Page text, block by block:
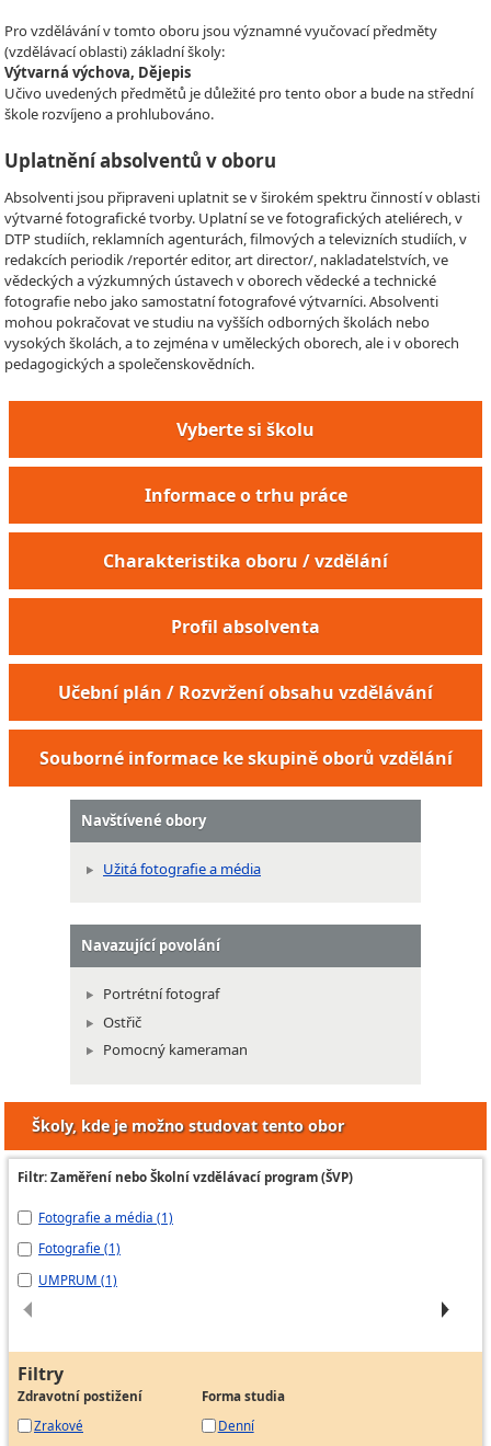
Pro vzdělávání v tomto oboru jsou významné vyučovací předměty
(vzdělávací oblasti) základní školy:
Výtvarná výchova, Dějepis
Učivo uvedených předmětů je důležité pro tento obor a bude na střední
škole rozvíjeno a prohlubováno.
Uplatnění absolventů v oboru
Absolventi jsou připraveni uplatnit se v širokém spektru činností v oblasti
výtvarné fotografické tvorby. Uplatní se ve fotografických ateliérech, v
DTP studiích, reklamních agenturách, filmových a televizních studiích, v
redakcích periodik /reportér editor, art director/, nakladatelstvích, ve
vědeckých a výzkumných ústavech v oborech vědecké a technické
fotografie nebo jako samostatní fotografové výtvarníci. Absolventi
mohou pokračovat ve studiu na vyšších odborných školách nebo
vysokých školách, a to zejména v uměleckých oborech, ale i v oborech
pedagogických a společenskovědních.
Vyberte si školu
Informace o trhu práce
Charakteristika oboru / vzdělání
Profil absolventa
Učební plán / Rozvržení obsahu vzdělávání
Souborné informace ke skupině oborů vzdělání
Navštívené obory
Užitá fotografie a média
Navazující povolání
Portrétní fotograf
Ostřič
Pomocný kameraman
Školy, kde je možno studovat tento obor
Filtr: Zaměření nebo Školní vzdělávací program (ŠVP)
Fotografie a média (1)
Fotografie (1)
UMPRUM (1)
Filtry
Zdravotní postižení
Zrakové
Forma studia
Denní